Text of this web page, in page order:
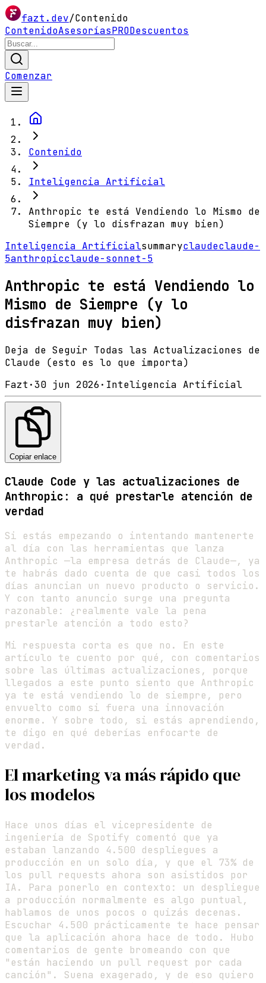
fazt.dev/Contenido
ContenidoAsesoríasPRODescuentos
Comenzar
Contenido
Inteligencia Artificial
Anthropic te está Vendiendo lo Mismo de
Siempre (y lo disfrazan muy bien)
Inteligencia Artificialsummaryclaudeclaude-
5anthropicclaude-sonnet-5
Anthropic te está Vendiendo lo
Mismo de Siempre (y lo
disfrazan muy bien)
Deja de Seguir Todas las Actualizaciones de
Claude (esto es lo que importa)
Fazt ·30 jun 2026· Inteligencia Artificial
Copiar enlace
Claude Code y las actualizaciones de
Anthropic: a qué prestarle atención de
verdad
Si estás empezando o intentando mantenerte
al día con las herramientas que lanza
Anthropic —la empresa detrás de Claude—, ya
te habrás dado cuenta de que casi todos los
días anuncian un nuevo producto o servicio.
Y con tanto anuncio surge una pregunta
razonable: ¿realmente vale la pena
prestarle atención a todo esto?
Mi respuesta corta es que no. En este
artículo te cuento por qué, con comentarios
sobre las últimas actualizaciones, porque
llegados a este punto siento que Anthropic
ya te está vendiendo lo de siempre, pero
envuelto como si fuera una innovación
enorme. Y sobre todo, si estás aprendiendo,
te digo en qué deberías enfocarte de
verdad.
El marketing va más rápido que
los modelos
Hace unos días el vicepresidente de
ingeniería de Spotify comentó que ya
estaban lanzando 4.500 despliegues a
producción en un solo día, y que el 73% de
los pull requests ahora son asistidos por
IA. Para ponerlo en contexto: un despliegue
a producción normalmente es algo puntual,
hablamos de unos pocos o quizás decenas.
Escuchar 4.500 prácticamente te hace pensar
que la aplicación ahora hace de todo. Hubo
comentarios de gente bromeando con que
"están haciendo un pull request por cada
canción". Suena exagerado, y de eso quiero